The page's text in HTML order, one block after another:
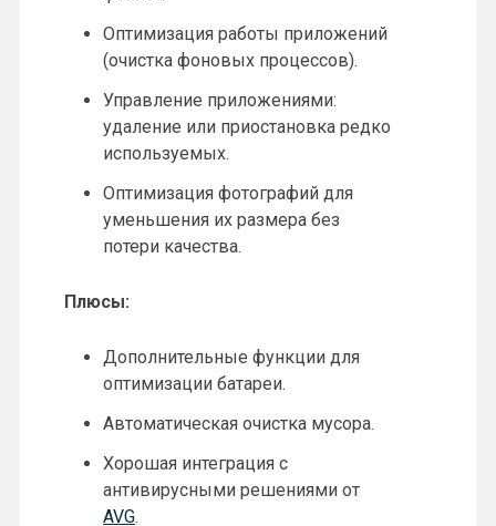
Оптимизация работы приложений
(очистка фоновых процессов).
Управление приложениями:
удаление или приостановка редко
используемых.
Оптимизация фотографий для
уменьшения их размера без
потери качества.
Плюсы:
Дополнительные функции для
оптимизации батареи.
Автоматическая очистка мусора.
Хорошая интеграция с
антивирусными решениями от
AVG.